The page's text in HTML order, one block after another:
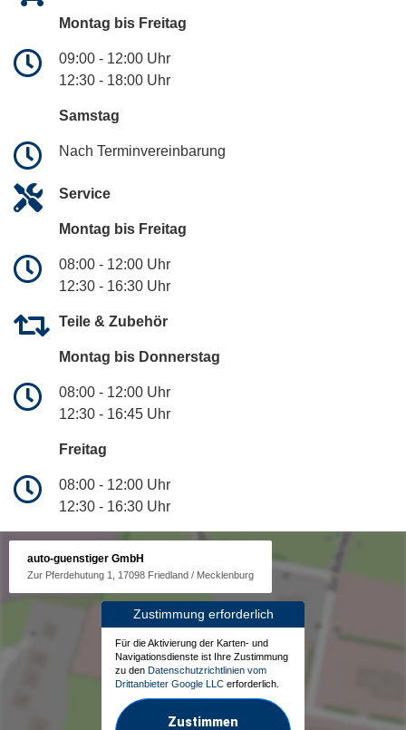
Montag bis Freitag
09:00 - 12:00 Uhr
12:30 - 18:00 Uhr
Samstag
Nach Terminvereinbarung
Service
Montag bis Freitag
08:00 - 12:00 Uhr
12:30 - 16:30 Uhr
Teile & Zubehör
Montag bis Donnerstag
08:00 - 12:00 Uhr
12:30 - 16:45 Uhr
Freitag
08:00 - 12:00 Uhr
12:30 - 16:30 Uhr
auto-guenstiger GmbH
Zur Pferdehutung 1, 17098 Friedland / Mecklenburg
Zustimmung erforderlich
Für die Aktivierung der Karten- und
Navigationsdienste ist Ihre Zustimmung
zu den Datenschutzrichtlinien vom
Drittanbieter Google LLC erforderlich.
Zustimmen